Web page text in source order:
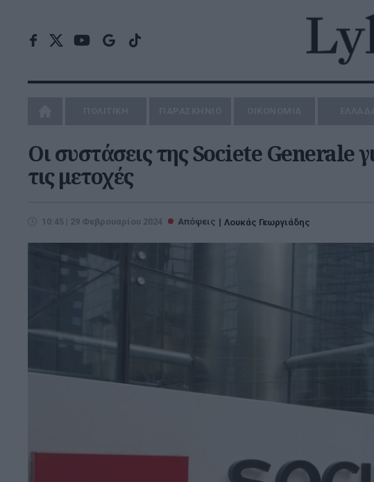
Οι συστάσεις της Societe Generale
τις μετοχές
10:45 | 29 Φεβρουαρίου 2024 Απόψεις Λουκάς Γεωργιάδης